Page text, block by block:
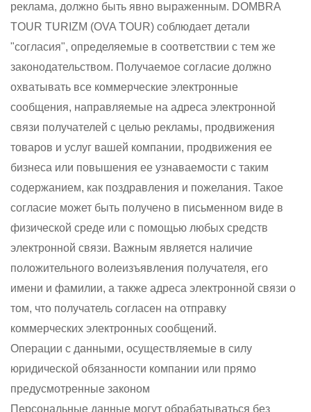
реклама, должно быть явно выраженным. DOMBRA
TOUR TURIZM (OVA TOUR) соблюдает детали
"согласия", определяемые в соответствии с тем же
законодательством. Получаемое согласие должно
охватывать все коммерческие электронные
сообщения, направляемые на адреса электронной
связи получателей с целью рекламы, продвижения
товаров и услуг вашей компании, продвижения ее
бизнеса или повышения ее узнаваемости с таким
содержанием, как поздравления и пожелания. Такое
согласие может быть получено в письменном виде в
физической среде или с помощью любых средств
электронной связи. Важным является наличие
положительного волеизъявления получателя, его
имени и фамилии, а также адреса электронной связи о
том, что получатель согласен на отправку
коммерческих электронных сообщений.
Операции с данными, осуществляемые в силу
юридической обязанности компании или прямо
предусмотренные законом
Персональные данные могут обрабатываться без